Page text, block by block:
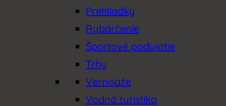
Prehliadky
Rybárčenie
Športové podujatie
Trhy
Vernisáže
Vodná turistika